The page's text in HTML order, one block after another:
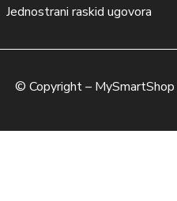
Jednostrani raskid ugovora
© Copyright – MySmartShop